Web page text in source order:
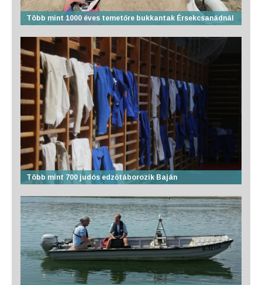
Több mint 1000 éves temetőre bukkantak Érsekcsanádnál
Több mint 700 judós edzőtáborozik Baján